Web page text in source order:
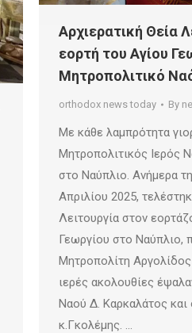
Αρχιερατική Θεία
εορτή του Αγίου
Μητροπολιτικό
orthodox news today By
Με κάθε λαμπρότητα
Μητροπολιτικός Ιερός
στο Ναύπλιο. Ανήμερα
Απριλίου 2025,
Λειτουργία στον
Γεωργίου στο Ναύπλιο,
Μητροπολίτη
ιερές ακολουθίες
Ναού Δ. Καρκαλάτος
κ.Γκολέμης. …